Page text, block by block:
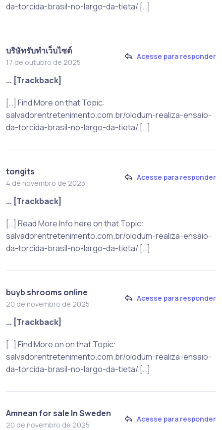
da-torcida-brasil-no-largo-da-tieta/ […]
บริษัทรับทำเว็บไซต์
17 de outubro de 2025
Acesse para responder
… [Trackback]
[…] Find More on that Topic:
salvadorentretenimento.com.br/olodum-realiza-ensaio-
da-torcida-brasil-no-largo-da-tieta/ […]
tongits
4 de novembro de 2025
Acesse para responder
… [Trackback]
[…] Read More Info here on that Topic:
salvadorentretenimento.com.br/olodum-realiza-ensaio-
da-torcida-brasil-no-largo-da-tieta/ […]
buyb shrooms online
20 de novembro de 2025
Acesse para responder
… [Trackback]
[…] Find More on on that Topic:
salvadorentretenimento.com.br/olodum-realiza-ensaio-
da-torcida-brasil-no-largo-da-tieta/ […]
Amnean for sale In Sweden
20 de novembro de 2025
Acesse para responder